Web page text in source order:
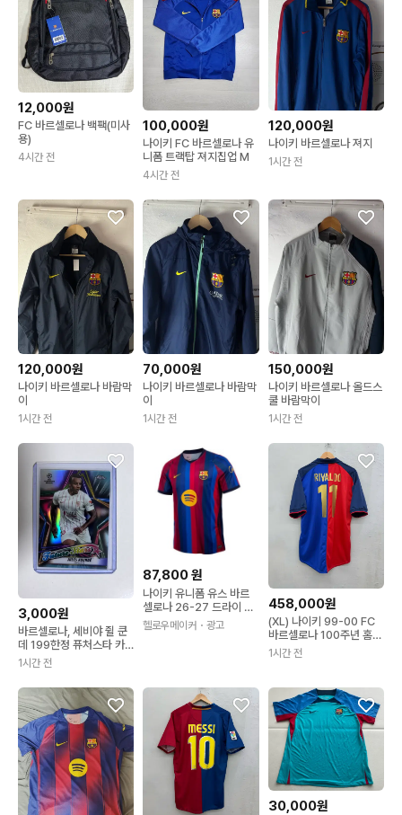
12,000원
FC 바르셀로나 백팩(미사
용)
4시간 전
100,000원
나이키 FC 바르셀로나 유
니폼 트랙탑 져지집업 M
4시간 전
120,000원
나이키 바르셀로나 져지
1시간 전
120,000원
나이키 바르셀로나 바람막
이
1시간 전
70,000원
나이키 바르셀로나 바람막
이
1시간 전
150,000원
나이키 바르셀로나 올드스
쿨 바람막이
1시간 전
3,000원
바르셀로나, 세비야 쥘 쿤
데 199한정 퓨처스타 카
드
1시간 전
87,800원
나이키 유니폼 유스 바르
셀로나 26-27 드라이 스
타디움 홈저지 II162468
3 유소년용
헬로우메이커 ・광고
458,000원
(XL) 나이키 99-00 FC
바르셀로나 100주년 홈
No.11 히바우두
1시간 전
30,000원